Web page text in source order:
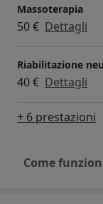
Massoterapia
50 € Dettagli
Riabilitazione
40 € Dettagli
+ 6 prestazioni
Come